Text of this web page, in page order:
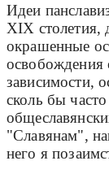
Идеи
XIX столетия,
окрашенные
освобождения
зависимости,
сколь бы
"Славянам",
него я